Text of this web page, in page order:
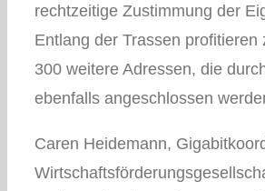
rechtzeitige Zustimmung der
Entlang der Trassen profitieren
300 weitere Adressen, die
ebenfalls angeschlossen
Caren Heidemann,